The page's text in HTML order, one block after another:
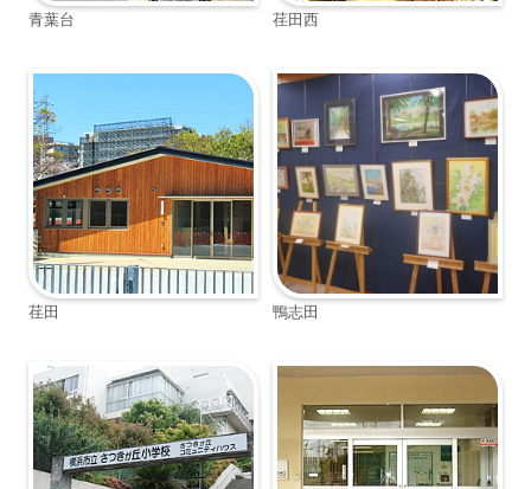
青葉台 荏田西
荏田 鴨志田